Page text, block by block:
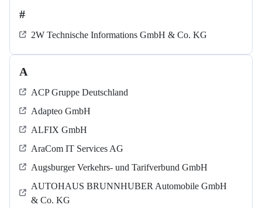
#
2W Technische Informations GmbH & Co. KG
A
ACP Gruppe Deutschland
Adapteo GmbH
ALFIX GmbH
AraCom IT Services AG
Augsburger Verkehrs- und Tarifverbund GmbH
AUTOHAUS BRUNNHUBER Automobile GmbH
& Co. KG